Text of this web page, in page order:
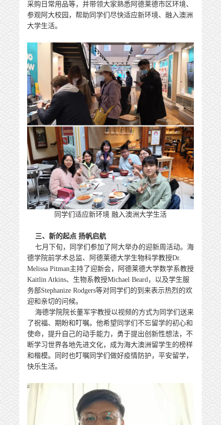
采购日常用品等，并带领大家熟悉阿德莱德市区环境、
参观阿大校园，帮助同学们尽快适应新环境、融入澳洲
大学生活。
同学们适应新环境 融入澳洲大学生活
三、新的起点 扬帆启航
七月下旬，同学们参加了阿大举办的迎新周活动。海
德学院前学术总监、阿德莱德大学生物科学教授Dr.
Melissa Pitman主持了迎新会，阿德莱德大学数学系教授
Kaitlin Atkins、生物系教授Michael Beard，以及学生服
务部Stephanize Rodgers等对同学们的到来表示热烈的欢
迎和亲切的问候。
海德学院院长董军宇教授以视频的方式为同学们送来
了祝福、期盼和叮嘱。他希望同学们不忘留学的初心和
使命，提升自己的动手能力，勇于提出创新性想法，不
断学习世界各地先进文化，成为海大澳洲留学生的榜样
和楷模。同时也叮嘱同学们做好疫情防护，平安留学，
快乐生活。